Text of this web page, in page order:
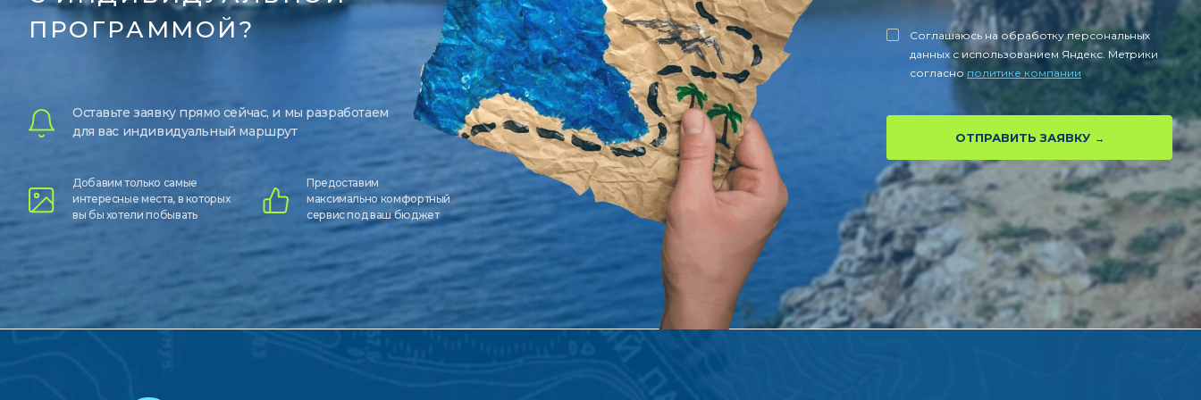
ПРОГРАММОЙ?
Оставьте заявку прямо сейчас, и мы разработаем
для вас индивидуальный маршрут
Добавим только самые
интересные места, в которых
вы бы хотели побывать
Предоставим
максимально комфортный
сервис под ваш бюджет
Соглашаюсь на обработку персональных
данных с использованием Яндекс. Метрики
согласно политике компании
ОТПРАВИТЬ ЗАЯВКУ